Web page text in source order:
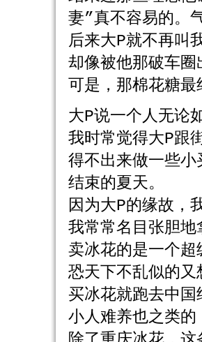
妻”真不容易的。
后来大P就不再叫
却像被他那破车
可是，那棉花糖
大P说一个人无论
我时常觉得大P跟
得不出来做一些
结束的夏天。
因为大P的缘故，
我常常名目张胆
卖冰花的是一个
恐天下不乱似的
买冰花就跑去中
小人难养也之类